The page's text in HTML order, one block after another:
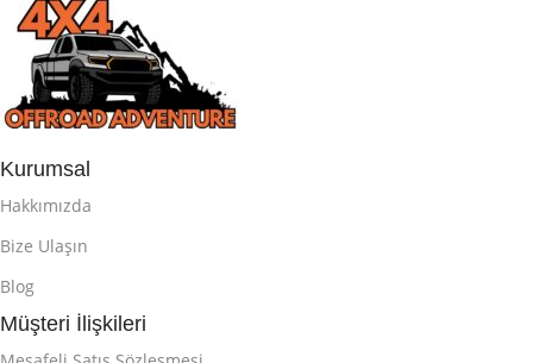
Kurumsal
Hakkımızda
Bize Ulaşın
Blog
Müşteri İlişkileri